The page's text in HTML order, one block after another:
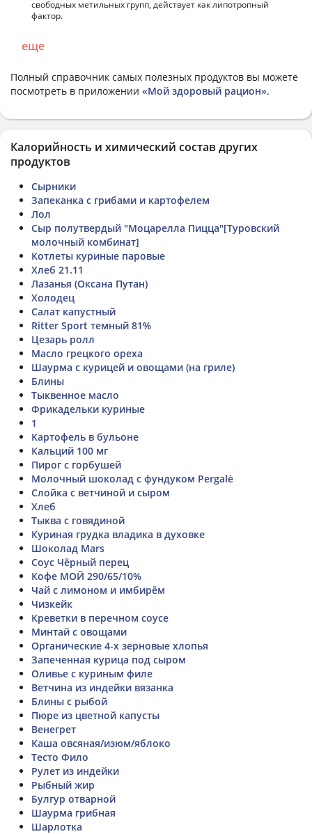
свободных метильных групп, действует как липотропный
фактор.
еще
Полный справочник самых полезных продуктов вы можете
посмотреть в приложении «Мой здоровый рацион».
Калорийность и химический состав других
продуктов
Сырники
Запеканка с грибами и картофелем
Лол
Сыр полутвердый "Моцарелла Пицца"[Туровский
молочный комбинат]
Котлеты куриные паровые
Хлеб 21.11
Лазанья (Оксана Путан)
Холодец
Салат капустный
Ritter Sport темный 81%
Цезарь ролл
Масло грецкого ореха
Шаурма с курицей и овощами (на гриле)
Блины
Тыквенное масло
Фрикадельки куриные
1
Картофель в бульоне
Кальций 100 мг
Пирог с горбушей
Молочный шоколад с фундуком Pergalė
Слойка с ветчиной и сыром
Хлеб
Тыква с говядиной
Куриная грудка владика в духовке
Шоколад Mars
Соус Чёрный перец
Кофе МОЙ 290/65/10%
Чай с лимоном и имбирём
Чизкейк
Креветки в перечном соусе
Минтай с овощами
Органические 4-х зерновые хлопья
Запеченная курица под сыром
Оливье с куриным филе
Ветчина из индейки вязанка
Блины с рыбой
Пюре из цветной капусты
Венегрет
Каша овсяная/изюм/яблоко
Тесто Фило
Рулет из индейки
Рыбный жир
Булгур отварной
Шаурма грибная
Шарлотка